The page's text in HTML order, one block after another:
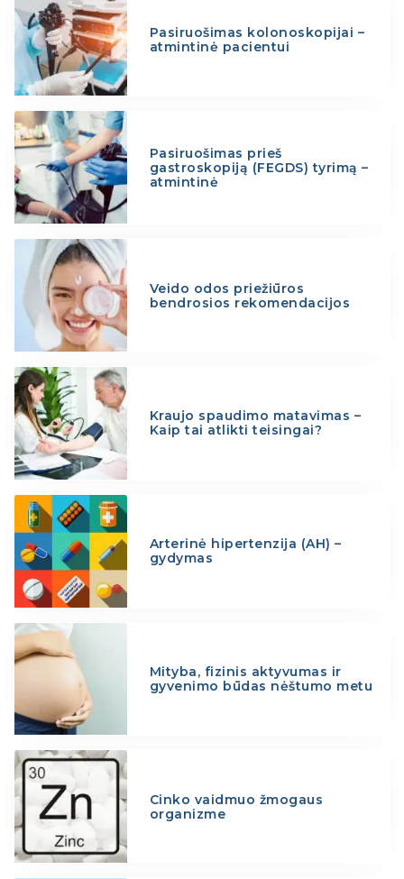
Pasiruošimas kolonoskopijai –
atmintinė pacientui
Pasiruošimas prieš
gastroskopiją (FEGDS) tyrimą –
atmintinė
Veido odos priežiūros
bendrosios rekomendacijos
Kraujo spaudimo matavimas –
Kaip tai atlikti teisingai?
Arterinė hipertenzija (AH) –
gydymas
Mityba, fizinis aktyvumas ir
gyvenimo būdas nėštumo metu
Cinko vaidmuo žmogaus
organizme